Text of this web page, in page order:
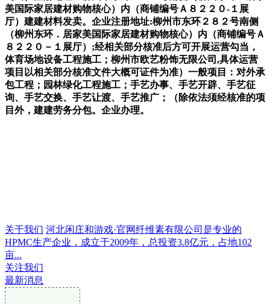
美国际家居建材购物核心）内（商铺编号Ａ８２２０-１展
厅）建建材料发卖。企业注册地址:柳州市东环２８２号南侧
（柳州东环．居家美国际家居建材购物核心）内（商铺编号Ａ
８２２０－１展厅）;经相关部分核准后方可开展运营勾当，
体育场地设备工程施工；柳州市欧艺粉饰无限公司,具体运营
项目以相关部分核准文件大概可证件为准）一般项目：对外承
包工程；园林绿化工程施工；手艺办事、手艺开辟、手艺征
询、手艺交换、手艺让渡、手艺推广；（除依法须经核准的项
目外，建建劳务分包。企业办理。
关于我们 河北闲庄和游戏·官网纤维素有限公司是专业的
HPMC生产企业，成立于2009年，总投资3.8亿元，占地102
亩...
关注我们
最新消息